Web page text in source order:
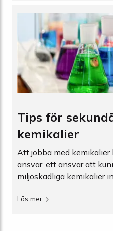
Tips för
kemikalier
Att jobba med
ansvar, ett ansvar att
miljöskadliga kemikalier
uppnås på, allt från
Läs mer